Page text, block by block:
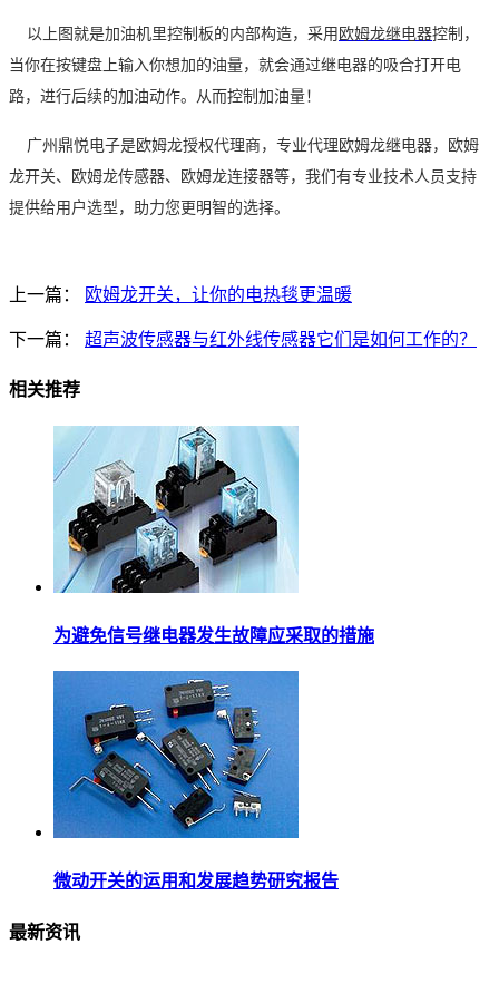
以上图就是加油机里控制板的内部构造，采用 欧姆龙继电器控制，
当你在按键盘上输入你想加的油量，就会通过继电器的吸合打开电
路，进行后续的加油动作。从而控制加油量！
广州鼎悦电子是欧姆龙授权代理商，专业代理欧姆龙继电器，欧姆
龙开关、欧姆龙传感器、欧姆龙连接器等，我们有专业技术人员支持
提供给用户选型，助力您更明智的选择。
上一篇： 欧姆龙开关，让你的电热毯更温暖
下一篇： 超声波传感器与红外线传感器它们是如何工作的？
相关推荐
为避免信号继电器发生故障应采取的措施
微动开关的运用和发展趋势研究报告
最新资讯